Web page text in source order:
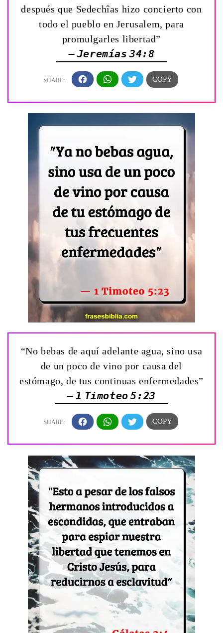
después que Sedechîas hizo concierto con
todo el pueblo en Jerusalem, para
promulgarles libertad”
— Jeremías 34:8
“No bebas de aquí adelante agua, sino usa
de un poco de vino por causa del
estómago, de tus continuas enfermedades”
— 1 Timoteo 5:23